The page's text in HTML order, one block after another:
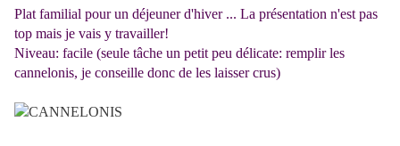
Plat familial pour un déjeuner d'hiver ... La présentation n'est pas
top mais je vais y travailler!
Niveau: facile (seule tâche un petit peu délicate: remplir les
cannelonis, je conseille donc de les laisser crus)